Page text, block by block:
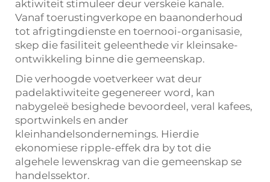
aktiwiteit stimuleer deur verskeie kanale.
Vanaf toerustingverkope en baanonderhoud
tot afrigtingdienste en toernooi-organisasie,
skep die fasiliteit geleenthede vir kleinsake-
ontwikkeling binne die gemeenskap.
Die verhoogde voetverkeer wat deur
padelaktiwiteite gegenereer word, kan
nabygeleë besighede bevoordeel, veral kafees,
sportwinkels en ander
kleinhandelsondernemings. Hierdie
ekonomiese ripple-effek dra by tot die
algehele lewenskrag van die gemeenskap se
handelssektor.